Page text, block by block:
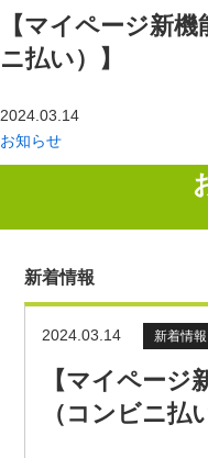
【マイページ新機能追加のご
新着情報
2024.03.14 新着情報
【マイページ
（コンビニ払
【マイページ新
ニ払い）】
2024.03.14
お知らせ